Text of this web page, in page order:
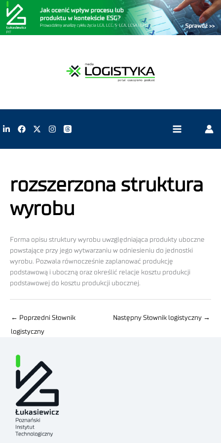
rozszerzona struktura
wyrobu
Forma opisu struktury wyrobu uwzględniająca produkty uboczne
powstające przy jego wytwarzaniu w odniesieniu do jednostki
wyrobu. Pozwala równocześnie zaplanować produkcję
podstawową i uboczną oraz określić relacje kosztu produkcji
podstawowej do kosztu produkcji ubocznej.
← Poprzedni Słownik
logistyczny
Następny Słownik logistyczny →